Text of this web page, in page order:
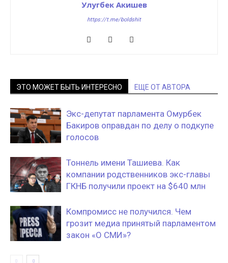
Улугбек Акишев
https://t.me/boldshit
ЭТО МОЖЕТ БЫТЬ ИНТЕРЕСНО ЕЩЕ ОТ АВТОРА
Экс-депутат парламента Омурбек
Бакиров оправдан по делу о подкупе
голосов
Тоннель имени Ташиева. Как
компании родственников экс-главы
ГКНБ получили проект на $640 млн
Компромисс не получился. Чем
грозит медиа принятый парламентом
закон «О СМИ»?